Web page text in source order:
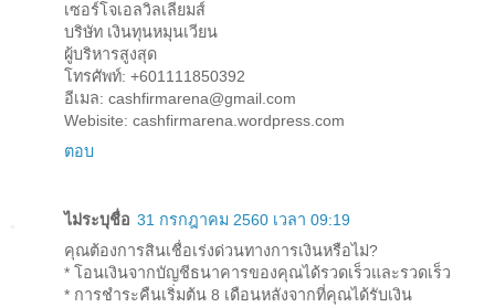
เซอร์โจเอลวิลเลียมส์
บริษัท เงินทุนหมุนเวียน
ผู้บริหารสูงสุด
โทรศัพท์: +601111850392
อีเมล: cashfirmarena@gmail.com
Webisite: cashfirmarena.wordpress.com
ตอบ
ไม่ระบุชื่อ 31 กรกฎาคม 2560 เวลา 09:19
คุณต้องการสินเชื่อเร่งด่วนทางการเงินหรือไม่?
* โอนเงินจากบัญชีธนาคารของคุณได้รวดเร็วและรวดเร็ว
* การชำระคืนเริ่มต้น 8 เดือนหลังจากที่คุณได้รับเงิน